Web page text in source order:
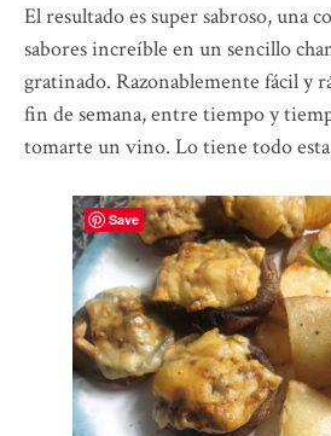
El resultado es super sabroso, una
sabores increíble en un sencillo
gratinado. Razonablemente fácil y
fin de semana, entre tiempo y
tomarte un vino. Lo tiene todo
Save